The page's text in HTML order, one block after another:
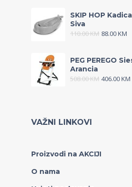
SKIP HOP
Siva
110.00KM 88.00KM
PEG PEREGO
Arancia
508.00KM 406.00KM
VAŽNI LINKOVI
Proizvodi na AKCIJI
O nama